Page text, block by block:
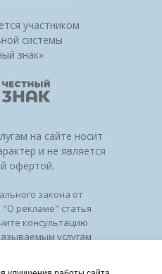
участником
системы
знак»
на сайте носит
и не является
офертой.
закона от
"О рекламе" статья
консультацию
услугам